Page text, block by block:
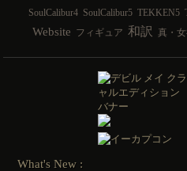
SoulCalibur4 SoulCalibur5 TEKKEN5
Website フィギュア 和訳 真・
What's New :